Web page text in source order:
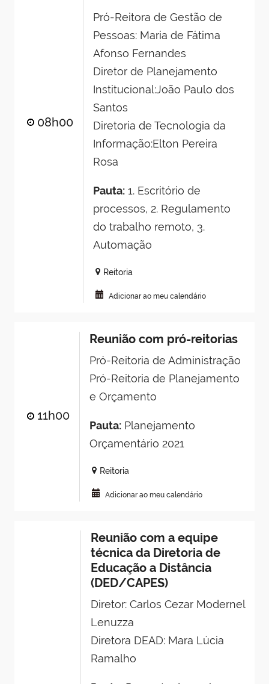
08h00
Pró-Reitora de Gestão de
Pessoas: Maria de Fátima
Afonso Fernandes
Diretor de Planejamento
Institucional:João Paulo dos
Santos
Diretoria de Tecnologia da
Informação:Elton Pereira
Rosa
Pauta:1. Escritório de
processos, 2. Regulamento
do trabalho remoto, 3.
Automação
Reitoria
Adicionar ao meu calendário
11h00
Reunião com pró-reitorias
Pró-Reitoria de Administração
Pró-Reitoria de Planejamento
e Orçamento
Pauta:Planejamento
Orçamentário 2021
Reitoria
Adicionar ao meu calendário
Reunião com a equipe
técnica da Diretoria de
Educação a Distância
(DED/CAPES)
Diretor: Carlos Cezar Modernel
Lenuzza
Diretora DEAD: Mara Lúcia
Ramalho